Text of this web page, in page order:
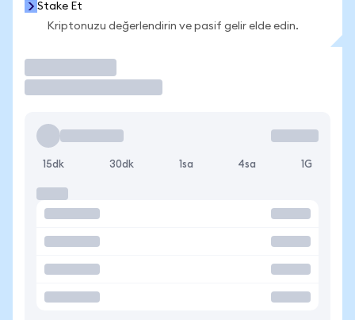
Stake Et
Kriptonuzu değerlendirin ve pasif gelir elde edin.
15dk 30dk 1sa 4sa 1G